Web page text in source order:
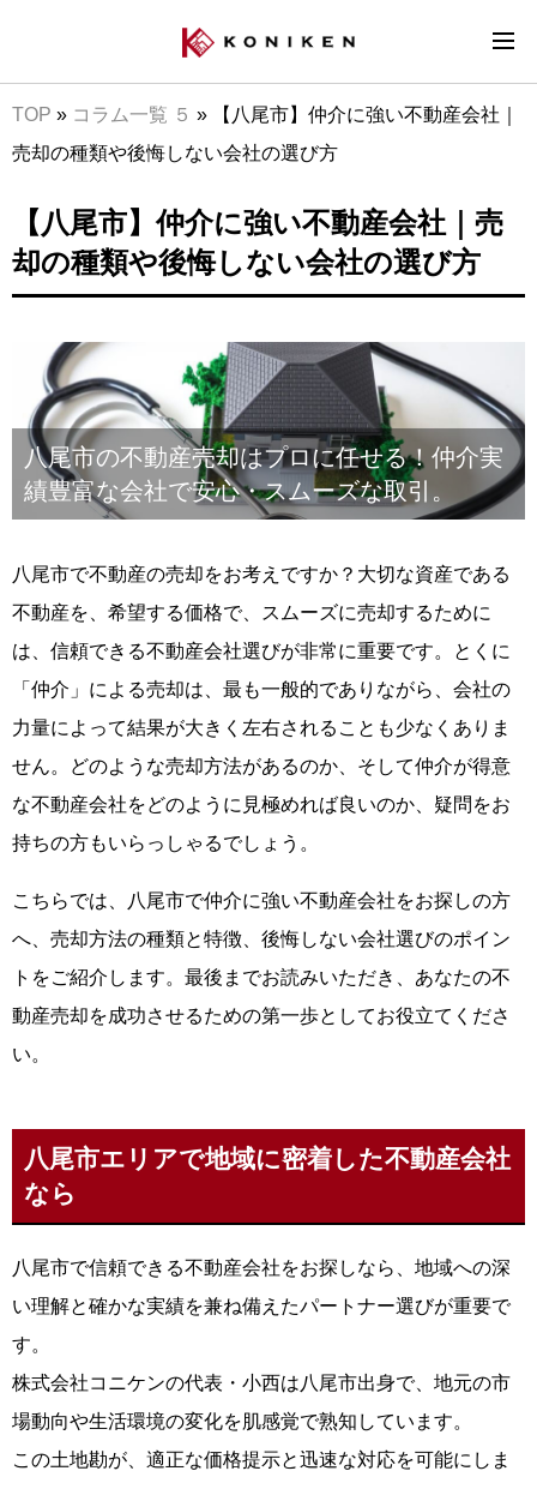
TOP » コラム一覧 ５ »
【八尾市】仲介に強い不動産会社｜
売却の種類や後悔しない会社の選び方
【八尾市】仲介に強い不動産会社｜売
却の種類や後悔しない会社の選び方
八尾市の不動産売却はプロに任せる！仲介実
績豊富な会社で安心・スムーズな取引。
八尾市で不動産の売却をお考えですか？大切な資産である
不動産を、希望する価格で、スムーズに売却するために
は、信頼できる不動産会社選びが非常に重要です。とくに
「仲介」による売却は、最も一般的でありながら、会社の
力量によって結果が大きく左右されることも少なくありま
せん。どのような売却方法があるのか、そして仲介が得意
な不動産会社をどのように見極めれば良いのか、疑問をお
持ちの方もいらっしゃるでしょう。
こちらでは、八尾市で仲介に強い不動産会社をお探しの方
へ、売却方法の種類と特徴、後悔しない会社選びのポイン
トをご紹介します。最後までお読みいただき、あなたの不
動産売却を成功させるための第一歩としてお役立てくださ
い。
八尾市エリアで地域に密着した不動産会社
なら
八尾市で信頼できる不動産会社をお探しなら、地域への深
い理解と確かな実績を兼ね備えたパートナー選びが重要で
す。
株式会社コニケンの代表・小西は八尾市出身で、地元の市
場動向や生活環境の変化を肌感覚で熟知しています。
この土地勘が、適正な価格提示と迅速な対応を可能にしま